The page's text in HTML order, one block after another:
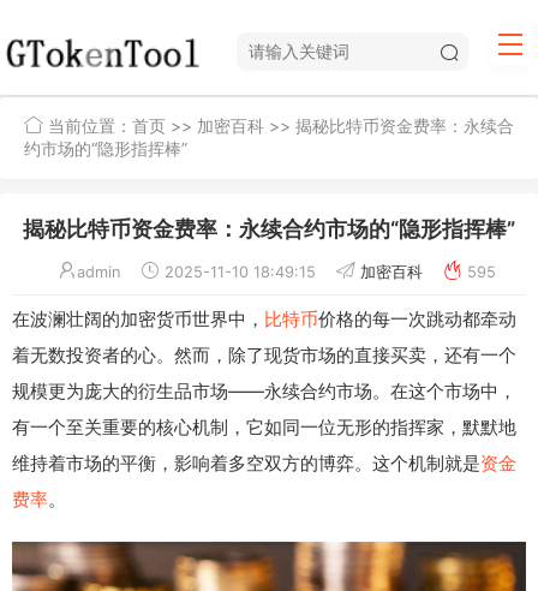
当前位置： 首页 >> 加密百科 >> 揭秘比特币资金费率：永续合
约市场的“隐形指挥棒”
揭秘比特币资金费率：永续合约市场的“隐形指挥棒”
admin 2025-11-10 18:49:15 加密百科 595
在波澜壮阔的加密货币世界中， 比特币价格的每一次跳动都牵动
着无数投资者的心。然而，除了现货市场的直接买卖，还有一个
规模更为庞大的衍生品市场——永续合约市场。在这个市场中，
有一个至关重要的核心机制，它如同一位无形的指挥家，默默地
维持着市场的平衡，影响着多空双方的博弈。这个机制就是资金
费率。